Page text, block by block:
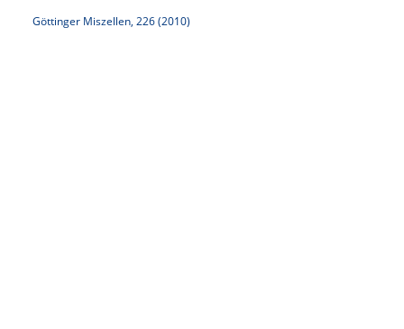
Göttinger Miszellen, 226 (2010)